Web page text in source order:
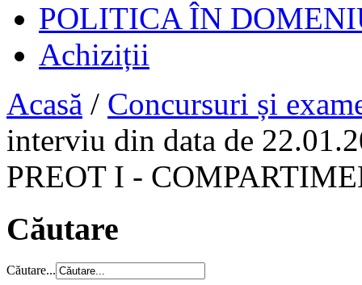
POLITICA ÎN
Achiziții
Acasă / Concursuri și
interviu din data de
PREOT I -
Căutare
Căutare...